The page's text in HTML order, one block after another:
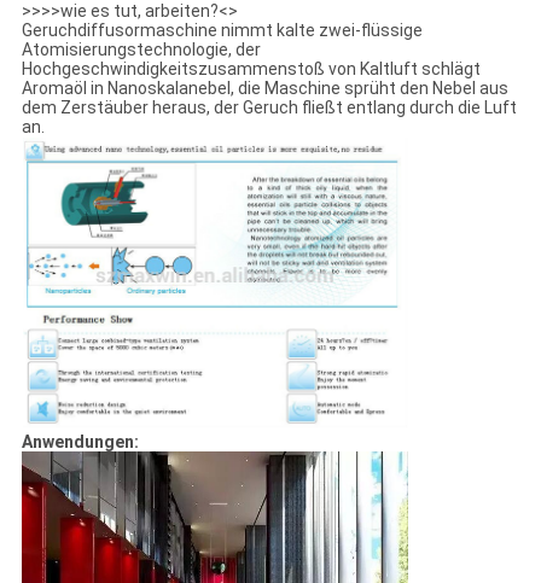
>>>>wie es tut, arbeiten?<>
Geruchdiffusormaschine nimmt kalte zwei-flüssige
Atomisierungstechnologie, der
Hochgeschwindigkeitszusammenstoß von Kaltluft schlägt
Aromaöl in Nanoskalanebel, die Maschine sprüht den Nebel aus
dem Zerstäuber heraus, der Geruch fließt entlang durch die Luft
an.
Anwendungen: